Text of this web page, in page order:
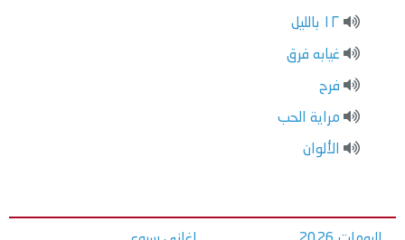
١٢ بالليل
غيابه فرق
فرح
مراية الحب
الألوان